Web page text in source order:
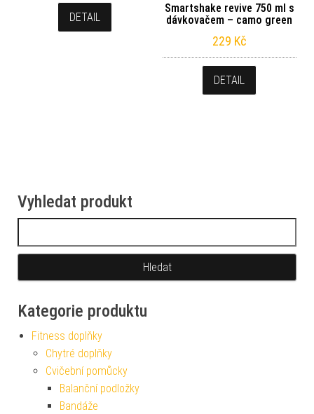
DETAIL
Smartshake revive 750 ml s
dávkovačem – camo green
229 Kč
DETAIL
Vyhledat produkt
Kategorie produktu
Fitness doplňky
Chytré doplňky
Cvičební pomůcky
Balanční podložky
Bandáže